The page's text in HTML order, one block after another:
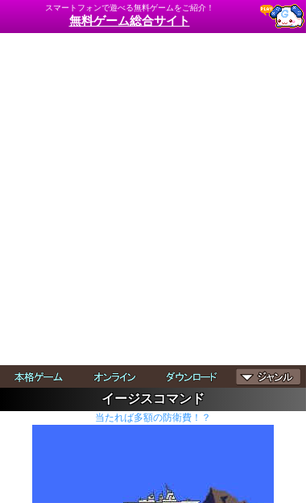
スマートフォンで遊べる無料ゲームをご紹介！
無料ゲーム総合サイト
イージスコマンド
当たれば多額の防衛費！？